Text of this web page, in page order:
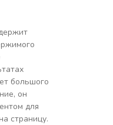
большого
он
для
страницу.